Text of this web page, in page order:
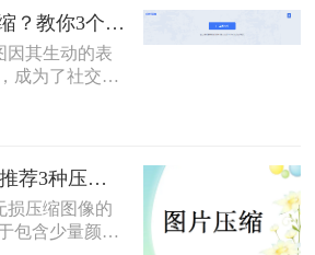
动图太大了怎么压缩？教你3个压缩方法！
因其生动的表
成为了社交媒
讯等多个领域
像质量的提升
响了加载速
败。因此，学
，同时保持良
为重要。本文
gif动图如何压缩？推荐3种压缩方法
损压缩图像的
包含少量颜色